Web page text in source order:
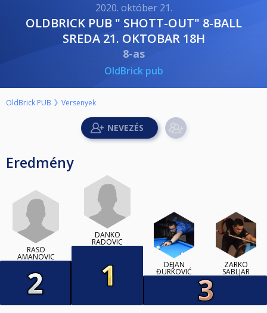
2020. október 21.
OLDBRICK PUB " SHOTT-OUT" 8-BALL
SREDA 21. OKTOBAR 18H
8-as
OldBrick pub
OldBrick PUB Versenyek
Eredmény
RASO
AMANOVIC
DANKO
RADOVIC
DEJAN
ĐURKOVIĆ
ZARKO
SABLJAR